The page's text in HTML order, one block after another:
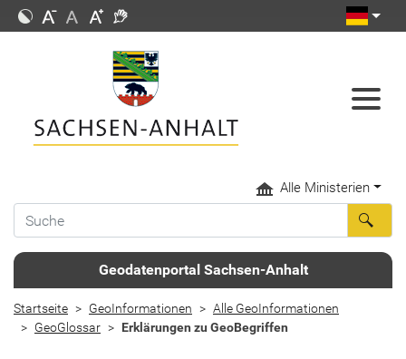
Alle Ministerien
Geodatenportal Sachsen-Anhalt
Startseite GeoInformationen
Alle GeoInformationen
GeoGlossar
Erklärungen zu GeoBegriffen